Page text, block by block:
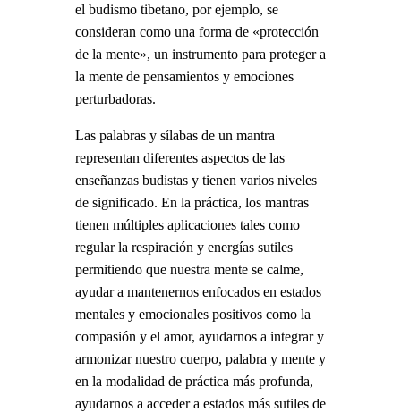
el budismo tibetano, por ejemplo, se
consideran como una forma de «protección
de la mente», un instrumento para proteger a
la mente de pensamientos y emociones
perturbadoras.
Las palabras y sílabas de un mantra
representan diferentes aspectos de las
enseñanzas budistas y tienen varios niveles
de significado. En la práctica, los mantras
tienen múltiples aplicaciones tales como
regular la respiración y energías sutiles
permitiendo que nuestra mente se calme,
ayudar a mantenernos enfocados en estados
mentales y emocionales positivos como la
compasión y el amor, ayudarnos a integrar y
armonizar nuestro cuerpo, palabra y mente y
en la modalidad de práctica más profunda,
ayudarnos a acceder a estados más sutiles de